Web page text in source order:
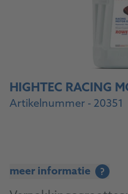
Artikelnummer - 20351
meer informatie ?